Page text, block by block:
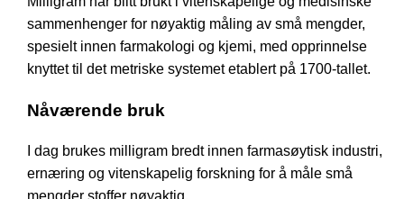
sammenhenger for nøyaktig måling av små mengder,
spesielt innen farmakologi og kjemi, med opprinnelse
knyttet til det metriske systemet etablert på 1700-tallet.
Nåværende bruk
I dag brukes milligram bredt innen farmasøytisk industri,
ernæring og vitenskapelig forskning for å måle små